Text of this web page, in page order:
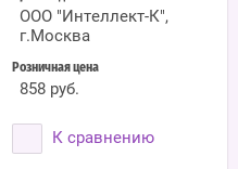
ООО "Интеллект-К",
г.Москва
Розничная цена
858 руб.
К сравнению